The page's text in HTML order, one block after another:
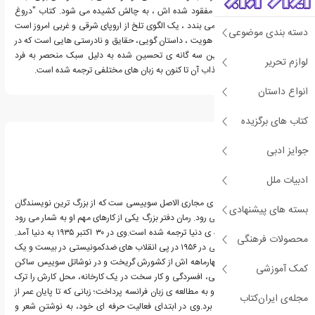
دسته بندی موضوعی
لوازم تحریر
انواع داستان
کتاب های برگزیده
جوایز ادبی
ادبیات ملل
بسته های پیشنهادی
محصولات فرهنگی
کمک آموزشی
مجله‌ی ایران‌کتاب
هویت خود و وجود برادر مفقود شده اش ، به چالش کشیده می شود. کتاب "دروغ
سوم" ،که این سه گانه را می بندد ، یک الگوی تلخ از اروپای شرقی و غربی امروز است
و کاوشی عمیق در ماهیت هویت ، داستان گویی، حقایق و نادرستی هایی است که در
قلب همه نهفته است. این سه گانه ی تحسین شده به دلیل سبک منحصر به فرد
نگارشی و خط داستانی جذاب آن تا کنون به زبان های مختلفی ترجمه شده است.
درباره آگوتا کریستف
آگوتا کریستوف، نویسنده ی مجاری الاصل سوییسی ست که از بزرگ ترین نویسندگان
معاصر سوییس به شمار می رود. رمان دفتر بزرگ یکی از کارهای مهم او به شمار می رود
که تاکنون به ۴۰ زبان زنده ی دنیا ترجمه شده است.وی در ۳۰ اکتبر ۱۹۳۵ به دنیا آمد.
این نویسنده ی مجارستانی در ۱۹۵۶ در پی انقلاب های ضدکمونیستی در بیست و یک
سالگی با شوهر و فرزند چهارماهه اش از کشورش گریخت و در نوشاتل سوییس ساکن
شد. بعد از پنج سال تنهایی، افسردگی و کار سخت در یک کارخانه، محل کارش را ترک
کرد، از همسرش جدا شد و به مطالعه ی زبان فرانسه پرداخت؛ زبانی که تا پایان عمر از
آن برای خلق آثارش بهره برد.وی در ابتدای فعالیت حرفه ای خود، به نوشتن شعر و